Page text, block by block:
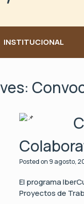
INSTITUCIONAL
Posted on9 agosto,
El programa
Proyectos de